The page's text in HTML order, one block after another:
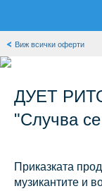
Виж всички оферти
ДУЕТ
"Случва
Приказката
музикантите и